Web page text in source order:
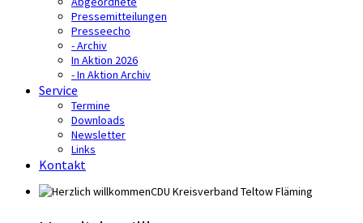
Pressemitteilungen
Presseecho
- Archiv
In Aktion 2026
- In Aktion Archiv
Service
Termine
Downloads
Newsletter
Links
Kontakt